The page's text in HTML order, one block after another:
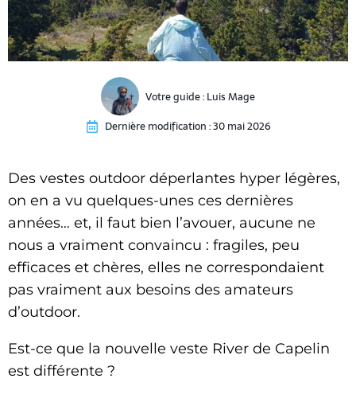
Votre guide :Luis Mage
Dernière modification :30 mai 2026
Des vestes outdoor déperlantes hyper légères,
on en a vu quelques-unes ces dernières
années… et, il faut bien l’avouer, aucune ne
nous a vraiment convaincu : fragiles, peu
efficaces et chères, elles ne correspondaient
pas vraiment aux besoins des amateurs
d’outdoor.
Est-ce que la nouvelle veste River de Capelin
est différente ?